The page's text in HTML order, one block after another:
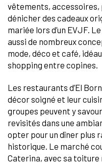
vêtements,
dénicher des cadeaux
mariée lors d’un EVJF.
aussi de nombreux
mode, déco et café,
shopping entre copines.
Les restaurants d’El
décor soigné et leur
groupes peuvent y
revisités dans une
opter pour un dîner plus
historique. Le marché
Caterina, avec sa